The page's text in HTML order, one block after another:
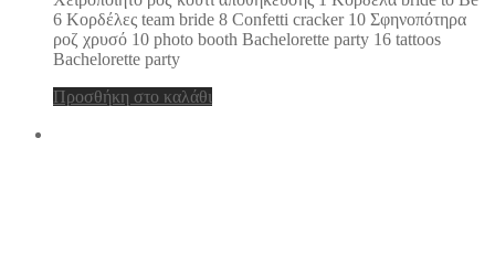
6 Κορδέλες team bride 8 Confetti cracker 10 Σφηνοπότηρα
ροζ χρυσό 10 photo booth Bachelorette party 16 tattoos
Bachelorette party
Προσθήκη στο καλάθι